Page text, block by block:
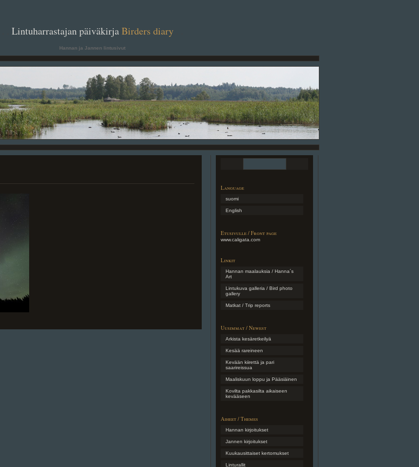
Lintuharrastajan päiväkirjaBirders diary. .
Hannan ja Jannen lintusivut
Language
suomi
English
Etusivulle / Front page
www.caligata.com
Linkit
Hannan maalauksia / Hanna´s
Art
Lintukuva galleria / Bird photo
gallery
Matkat / Trip reports
Uusimmat / Newest
Arkista kesäretkeilyä
Kesää rareineen
Kevään kiirettä ja pari
saarireissua
Maaliskuun loppu ja Pääsiäinen
Kovilta pakkasilta aikaiseen
kevääseen
Aiheet / Themes
Hannan kirjoitukset
Jannen kirjoitukset
Kuukausittaiset kertomukset
Linturallit